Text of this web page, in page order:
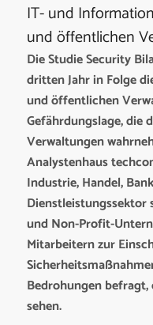
IT- und
und öffentlichen
Die Studie Security
dritten Jahr in Folge
und öffentlichen
Gefährdungslage, die
Verwaltungen
Analystenhaus
Industrie, Handel,
und Non-Profit-
Mitarbeitern zur
Bedrohungen befragt,
sehen.